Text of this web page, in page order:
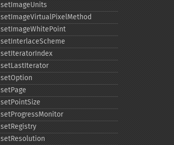
setImageUnits
setImageVirtualPixelMethod
setImageWhitePoint
setInterlaceScheme
setIteratorIndex
setLastIterator
setOption
setPage
setPointSize
setProgressMonitor
setRegistry
setResolution